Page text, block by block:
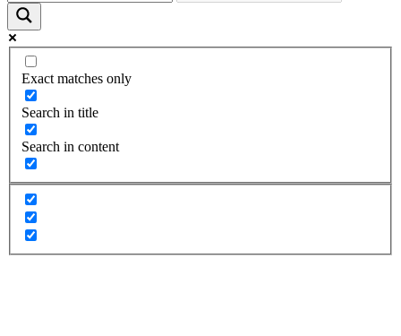
Exact matches only
Search in title
Search in content